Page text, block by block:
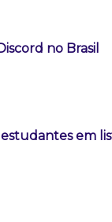
no Brasil
em